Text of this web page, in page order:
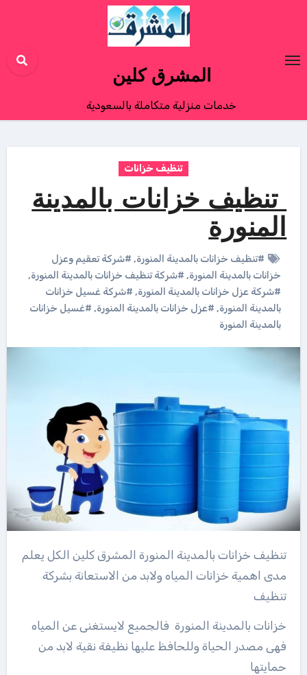
المشرق كلين
خدمات منزلية متكاملة بالسعودية
تنظيف خزانات
تنظيف خزانات بالمدينة
المنورة
#تنظيف خزانات بالمدينة المنورة, #شركة تعقيم وعزل
خزانات بالمدينة المنورة, #شركة تنظيف خزانات بالمدينة المنورة,
#شركة عزل خزانات بالمدينة المنورة, #شركة غسيل خزانات
بالمدينة المنورة, #عزل خزانات بالمدينة المنورة, #غسيل خزانات
بالمدينة المنورة
تنظيف خزانات بالمدينة المنورة المشرق كلين الكل يعلم
مدى اهمية خزانات المياه ولابد من الاستعانة بشركة
تنظيف
خزانات بالمدينة المنورة فالجميع لايستغنى عن المياه
فهى مصدر الحياة وللحافظ عليها نظيفة نقية لابد من
حمايتها